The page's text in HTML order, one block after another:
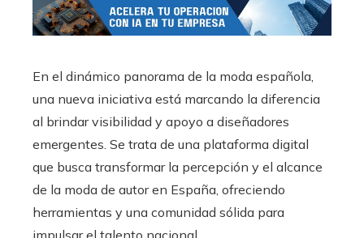
​En el dinámico panorama de la moda española,
una nueva iniciativa está marcando la diferencia
al brindar visibilidad y apoyo a diseñadores
emergentes. Se trata de una plataforma digital
que busca transformar la percepción y el alcance
de la moda de autor en España, ofreciendo
herramientas y una comunidad sólida para
impulsar el talento nacional